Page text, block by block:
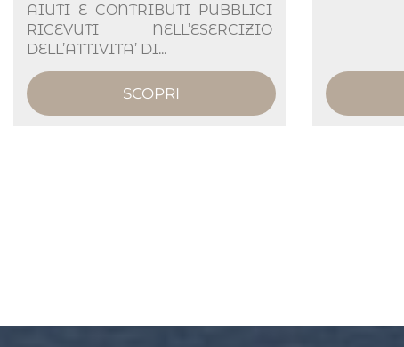
AIUTI E CONTRIBUTI PUBBLICI
RICEVUTI NELL’ESERCIZIO
DELL’ATTIVITA’ DI...
SCOPRI